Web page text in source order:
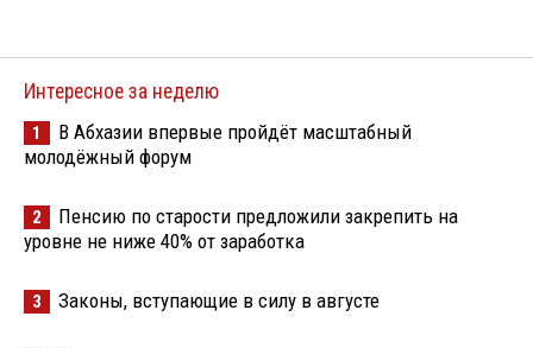
Интересное за неделю
1
В Абхазии впервые пройдёт масштабный
молодёжный форум
2
Пенсию по старости предложили закрепить на
уровне не ниже 40% от заработка
3 Законы, вступающие в силу в августе